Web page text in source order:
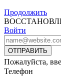
Продолжить
Войти
ОТПРАВИТЬ
Пожалуйста,
Телефон